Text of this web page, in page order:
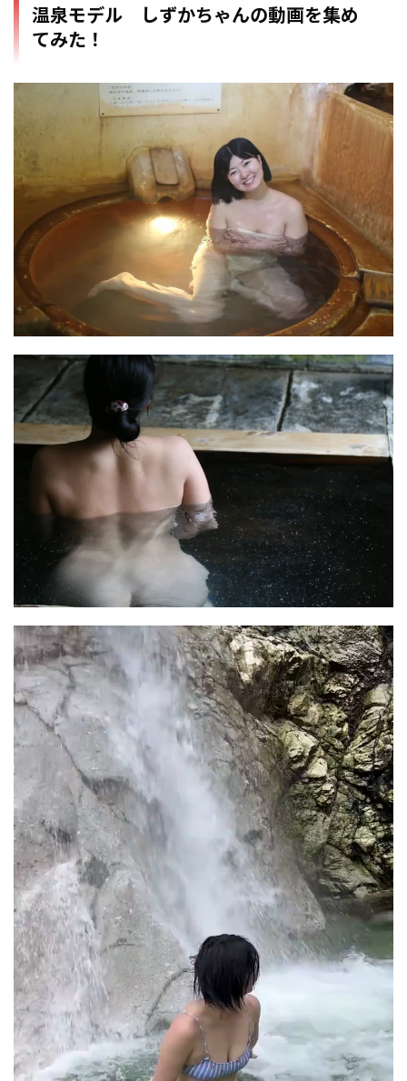
温泉モデル しずかちゃんの動画を集め
てみた！